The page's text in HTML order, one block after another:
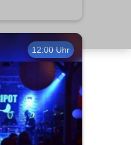
12:00 Uhr